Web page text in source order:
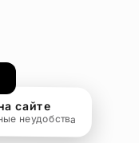
сайте
неудобства